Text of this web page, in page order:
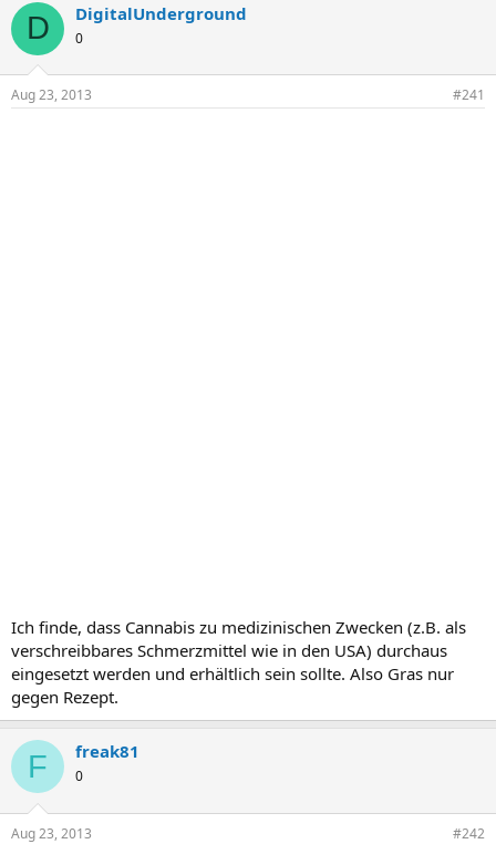
D DigitalUnderground
0
Aug 23, 2013 #241
Ich finde, dass Cannabis zu medizinischen Zwecken (z.B. als
verschreibbares Schmerzmittel wie in den USA) durchaus
eingesetzt werden und erhältlich sein sollte. Also Gras nur
gegen Rezept.
F freak81
0
Aug 23, 2013 #242